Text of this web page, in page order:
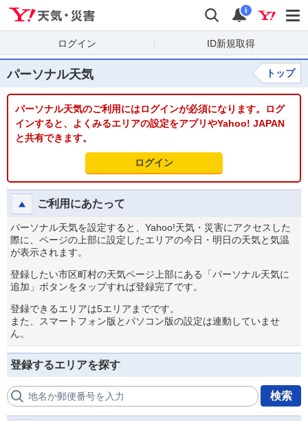
検索 通知
i
ログイン ID新規取得
パーソナル天気 トップ
パーソナル天気のご利用にはログインが必須になります。ログ
インすると、よくみるエリアの設定をアプリやYahoo! JAPAN
と共有できます。
ログイン
ご利用にあたって
パーソナル天気を設定すると、Yahoo!天気・災害にアクセスした
際に、ページの上部に設定したエリアの今日・明日の天気と気温
が表示されます。
登録したい市区町村の天気ページ上部にある「パーソナル天気に
追加」ボタンをタップすれば登録完了です。
登録できるエリアは5エリアまでです。
また、スマートフォン版とパソコン版の設定は連動していませ
ん。
登録するエリアを探す
地名か郵便番号を入力 検索